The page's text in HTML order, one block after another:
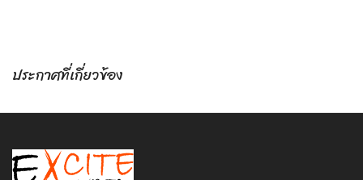
ประกาศที่เกี่ยวข้อง